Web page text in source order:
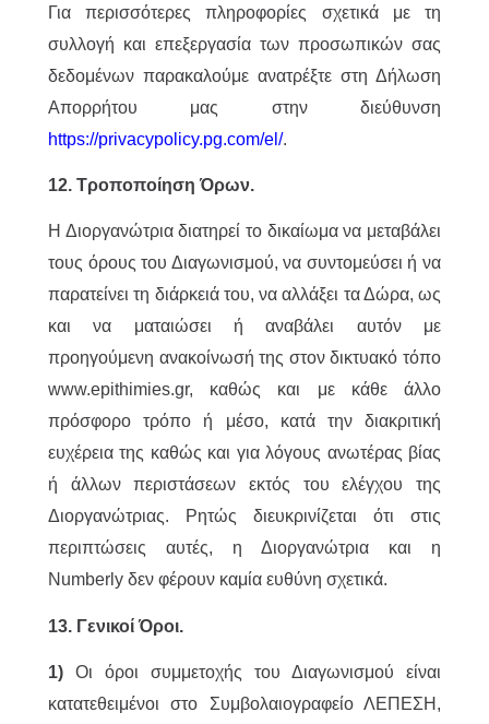
Για περισσότερες πληροφορίες σχετικά με τη
συλλογή και επεξεργασία των προσωπικών σας
δεδομένων παρακαλούμε ανατρέξτε στη Δήλωση
Απορρήτου μας στην διεύθυνση
https://privacypolicy.pg.com/el/.
12. Τροποποίηση Όρων.
Η Διοργανώτρια διατηρεί το δικαίωμα να μεταβάλει
τους όρους του Διαγωνισμού, να συντομεύσει ή να
παρατείνει τη διάρκειά του, να αλλάξει τα Δώρα, ως
και να ματαιώσει ή αναβάλει αυτόν με
προηγούμενη ανακοίνωσή της στον δικτυακό τόπο
www.epithimies.gr, καθώς και με κάθε άλλο
πρόσφορο τρόπο ή μέσο, κατά την διακριτική
ευχέρεια της καθώς και για λόγους ανωτέρας βίας
ή άλλων περιστάσεων εκτός του ελέγχου της
Διοργανώτριας. Ρητώς διευκρινίζεται ότι στις
περιπτώσεις αυτές, η Διοργανώτρια και η
Numberly δεν φέρουν καμία ευθύνη σχετικά.
13. Γενικοί Όροι.
1) Οι όροι συμμετοχής του Διαγωνισμού είναι
κατατεθειμένοι στο Συμβολαιογραφείο ΛΕΠΕΣΗ,